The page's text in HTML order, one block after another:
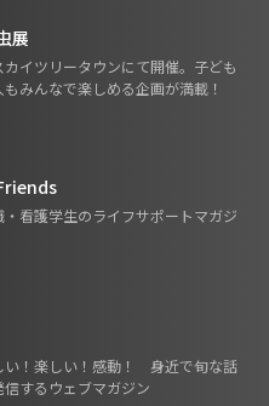
展
カイツリータウンにて開催。子ども
もみんなで楽しめる企画が満載！
・看護学生のライフサポートマガジ
い！楽しい！感動！ 身近で旬な話
信するウェブマガジン